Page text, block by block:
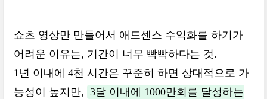
쇼츠 영상만 만들어서 애드센스 수익화를 하기가
어려운 이유는, 기간이 너무 빡빡하다는 것.
1년 이내에 4천 시간은 꾸준히 하면 상대적으로 가
능성이 높지만, 3달 이내에 1000만회를 달성하는